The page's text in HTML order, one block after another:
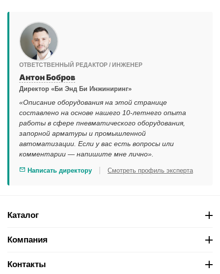
ОТВЕТСТВЕННЫЙ РЕДАКТОР / ИНЖЕНЕР
Антон Бобров
Директор «Би Энд Би Инжиниринг»
«Описание оборудования на этой странице
составлено на основе нашего 10-летнего опыта
работы в сфере пневматического оборудования,
запорной арматуры и промышленной
автоматизации. Если у вас есть вопросы или
комментарии — напишите мне лично».
Написать директору Смотреть профиль эксперта
Каталог
Компания
Контакты